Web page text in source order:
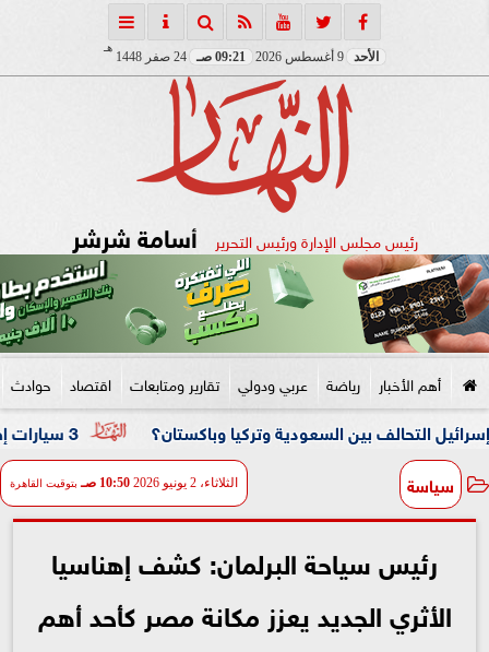
الأحد 09:21 صـ 24 صفر 1448
هـ
رئيس مجلس الإدارة ورئيس التحرير أسامة شرشر
أهم الأخبار رياضة عربي ودولي تقارير ومتابعات اقتصاد حوادث
3 سيارات إطفاء تحاصر النيران.. حريق داخل مصنع نسيج بشبرا الخيمة بين السعودية وتركيا وباكستان؟
سياسة الثلاثاء، 2 يونيو 2026 10:50 صـ بتوقيت القاهرة
رئيس سياحة البرلمان: كشف إهناسيا
الأثري الجديد يعزز مكانة مصر كأحد أهم